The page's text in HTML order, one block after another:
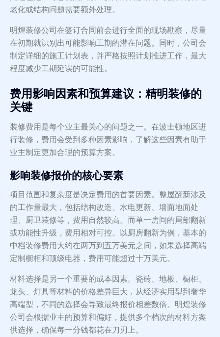
老化或结构问题需要额外处理。
明煌装修公司在签订合同前会进行全面的现场勘察，尽量
在初期就识别出可能影响工期的潜在问题。同时，公司会
制定详细的施工计划表，并严格按照计划推进工作，最大
程度减少工期延误的可能性。
费用影响因素和预算建议：精明装修的
关键
装修费用是每个业主最关心的问题之一。在波士顿地区进
行装修，费用会受到多种因素影响，了解这些因素有助于
业主制定更加合理的预算方案。
影响装修报价的核心要素
项目范围和复杂度是决定费用的首要因素。整屋翻新涉及
的工作量最大，包括结构改造、水电更新、墙面地面处
理、厨卫装修等，费用自然较高。而单一房间的局部翻新
或功能性升级，费用相对可控。以厨房翻新为例，基本的
中档装修费用大约在两万到五万美元之间，如果选择高端
定制橱柜和顶级电器，费用可能超过十万美元。
材料选择是另一个重要的成本因素。瓷砖、地板、橱柜、
龙头、灯具等材料的价格差异巨大，从经济实用型到奢华
高端型，不同的选择会导致最终报价相差数倍。明煌装修
公司会根据业主的预算和偏好，提供多个档次的材料方案
供选择，确保每一分钱都花在刀刃上。